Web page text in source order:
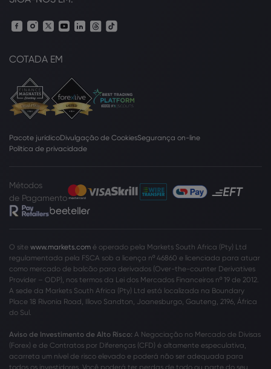
COTADA EM
Pacote jurídicoDivulgação de CookiesSegurança on-line
Política de privacidade
Métodos
de Pagamento
O site www.markets.com é operado pela Markets South Africa (Pty) Ltd
regulamentada pela FSCA sob a licença nº 46860 e licenciada para atuar
como mercado de balcão para derivados (Over-the-counter Derivatives
Provider – ODP), nos termos da Lei dos Mercados Financeiros nº 19 de 2012.
A sede da Markets South Africa (Pty) Ltd está localizada na Boundary
Place 18 Rivonia Road, Illovo Sandton, Joanesburgo, Gauteng, 2196, África
do Sul.
Aviso de Investimento de Alto Risco: A Negociação no Mercado de Divisas
(Forex) e de Contratos por Diferenças (CFD) é altamente especulativa,
acarreta um nível de risco elevado e poderá não ser adequada para
todos os investidores. Você poderá ter perdas de todo ou parte do seu